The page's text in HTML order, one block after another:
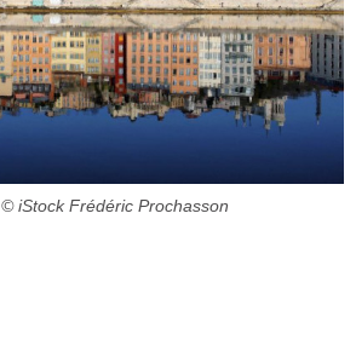
© iStock Frédéric Prochasson